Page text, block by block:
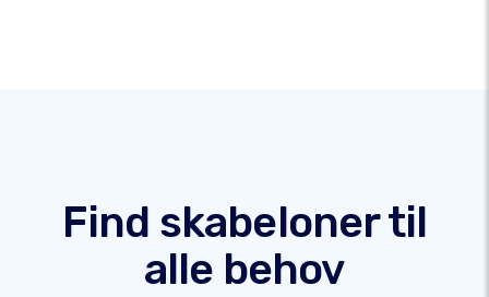
Find skabeloner til
alle behov